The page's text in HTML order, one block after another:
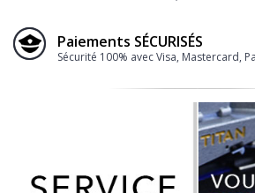
Paiements SÉCURISÉS
Sécurité 100% avec Visa, Mastercard,